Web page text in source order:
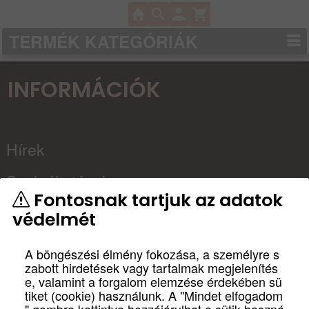
INFORMÁCIÓK
Hírek
Szolgáltatások
Kapcsolat
Partnereink
Házimozi
tervezés, építés
Fontosnak tartjuk az adatok
védelmét
A böngészési élmény fokozása, a személyre s
zabott hirdetések vagy tartalmak megjelenítés
e, valamint a forgalom elemzése érdekében sü
tiket (cookie) használunk. A "Mindet elfogadom